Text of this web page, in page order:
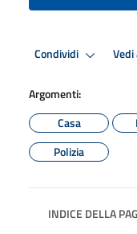
Condividi Vedi
Argomenti:
Casa
Polizia
INDICE DELLA